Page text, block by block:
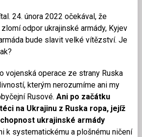
24. února 2022 očekával, že
odpor ukrajinské armády, Kyjev
bude slavit velké vítězství. Je
vojenská operace ze strany Ruska
kterým nerozumíme ani my
Rusové. Ani po začátku
na Ukrajinu z Ruska ropa, jejíž
ukrajinské armády
k systematickému a plošnému ničení